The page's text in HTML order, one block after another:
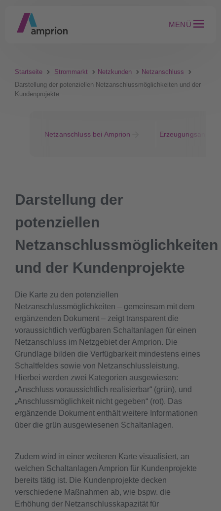
MENÜ
Startseite Strommarkt Netzkunden
Netzanschluss
Darstellung der potenziellen Netzanschlussmöglichkeiten und der
Kundenprojekte
Netzanschluss bei Amprion
Darstellung der
potenziellen
Netzanschlussmöglichkeiten
und der Kundenprojekte
Die Karte zu den potenziellen
Netzanschlussmöglichkeiten – gemeinsam mit dem
ergänzenden Dokument – zeigt transparent die
voraussichtlich verfügbaren Schaltanlagen für einen
Netzanschluss im Netzgebiet der Amprion. Die
Grundlage bilden die Verfügbarkeit mindestens eines
Schaltfeldes sowie von Netzanschlussleistung.
Hierbei werden zwei Kategorien ausgewiesen:
„Anschluss voraussichtlich realisierbar“ (grün), und
„Anschlussmöglichkeit nicht gegeben“ (rot). Das
ergänzende Dokument enthält weitere Informationen
über die grün ausgewiesenen Schaltanlagen.
Zudem wird in einer weiteren Karte visualisiert, an
welchen Schaltanlagen Amprion für Kundenprojekte
bereits tätig ist. Die Kundenprojekte decken
verschiedene Maßnahmen ab, wie bspw. die
Erhöhung der Netzanschlusskapazität für